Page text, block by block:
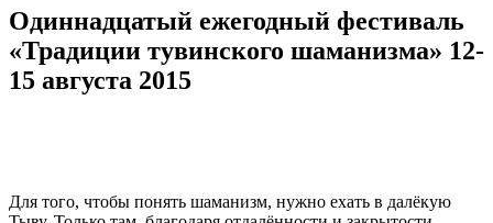
Одиннадцатый ежегодный фестиваль
«Традиции тувинского шаманизма» 12-
15 августа 2015
Для того, чтобы понять шаманизм, нужно ехать в далёкую